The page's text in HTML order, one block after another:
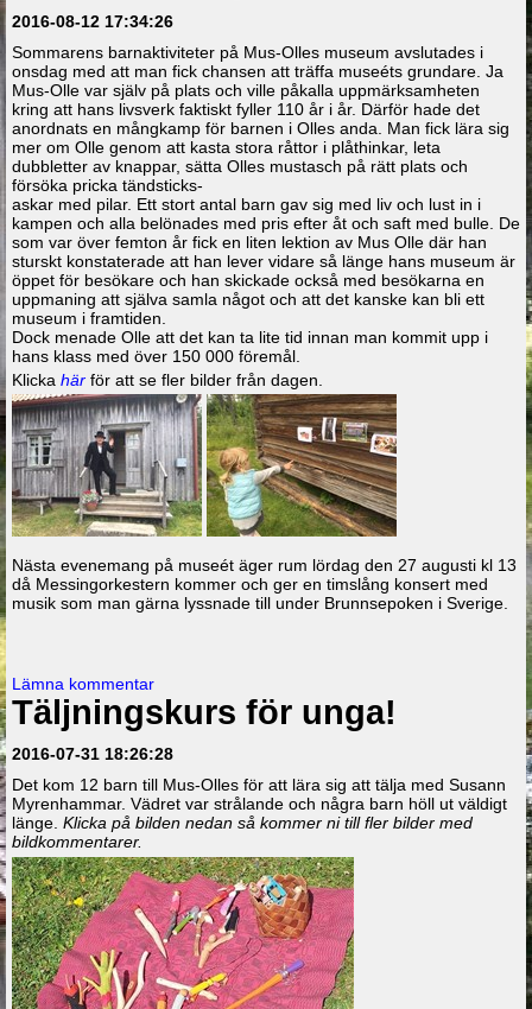
2016-08-12 17:34:26
Sommarens barnaktiviteter på Mus-Olles museum avslutades i
onsdag med att man fick chansen att träffa museéts grundare. Ja
Mus-Olle var själv på plats och ville påkalla uppmärksamheten
kring att hans livsverk faktiskt fyller 110 år i år. Därför hade det
anordnats en mångkamp för barnen i Olles anda. Man fick lära sig
mer om Olle genom att kasta stora råttor i plåthinkar, leta
dubbletter av knappar, sätta Olles mustasch på rätt plats och
försöka pricka tändsticks-
askar med pilar. Ett stort antal barn gav sig med liv och lust in i
kampen och alla belönades med pris efter åt och saft med bulle. De
som var över femton år fick en liten lektion av Mus Olle där han
sturskt konstaterade att han lever vidare så länge hans museum är
öppet för besökare och han skickade också med besökarna en
uppmaning att själva samla något och att det kanske kan bli ett
museum i framtiden.
Dock menade Olle att det kan ta lite tid innan man kommit upp i
hans klass med över 150 000 föremål.
Klicka här för att se fler bilder från dagen.
Nästa evenemang på museét äger rum lördag den 27 augusti kl 13
då Messingorkestern kommer och ger en timslång konsert med
musik som man gärna lyssnade till under Brunnsepoken i Sverige.
Lämna kommentar
Täljningskurs för unga!
2016-07-31 18:26:28
Det kom 12 barn till Mus-Olles för att lära sig att tälja med Susann
Myrenhammar. Vädret var strålande och några barn höll ut väldigt
länge. Klicka på bilden nedan så kommer ni till fler bilder med
bildkommentarer.